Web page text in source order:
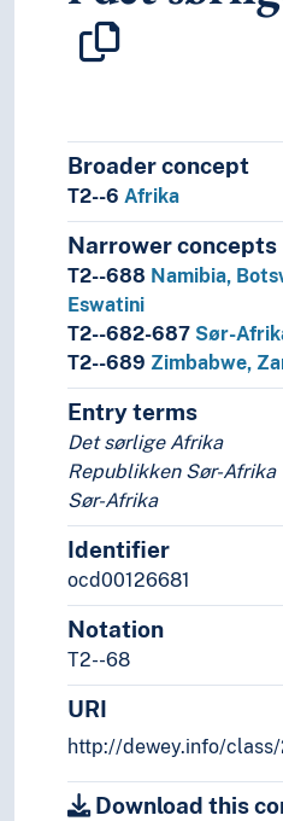
Broader concept
T2--6 Afrika
Narrower concepts
T2--688 Namibia,
Eswatini
T2--682-687 Sør-
T2--689 Zimbabwe,
Entry terms
Det sørlige Afrika
Republikken Sør-Afrika
Sør-Afrika
Identifier
ocd00126681
Notation
T2--68
URI
http://dewey.info/
Download this